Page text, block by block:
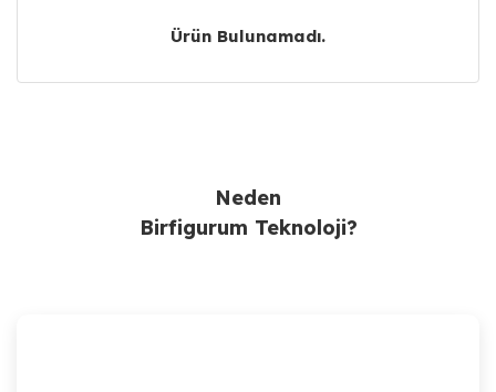
Ürün Bulunamadı.
Neden
Birfigurum Teknoloji?